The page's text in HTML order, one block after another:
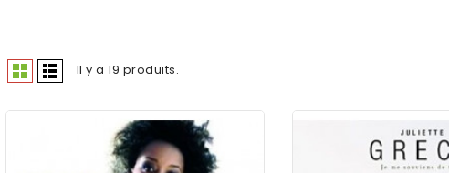
Il y a 19 produits.